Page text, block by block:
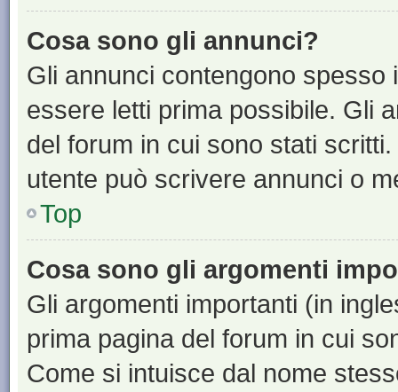
Cosa sono gli annunci?
Gli annunci contengono
essere letti prima possibile. Gli
del forum in cui sono stati
utente può scrivere annunci o
Top
Cosa sono gli argomenti
Gli argomenti importanti (in
prima pagina del forum in cui
Come si intuisce dal nome